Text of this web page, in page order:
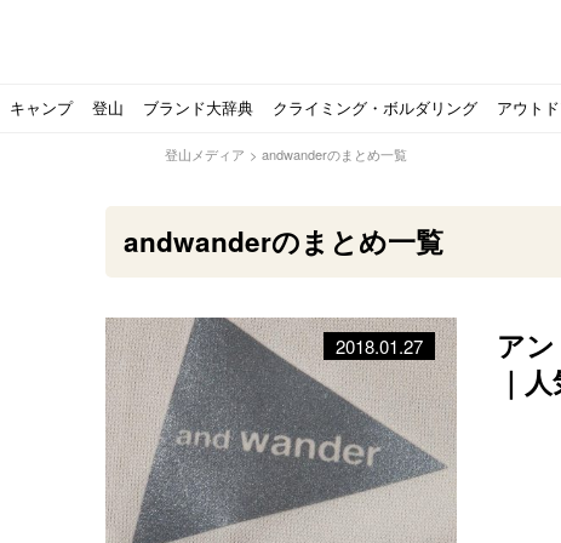
キャンプ
【ソロキャンプの魅力を満喫】ソロテントの選び方やおす
【ポップアップテントお
登山
ゴアテックスウエアの洗濯・保管やメンテナンス方法は？
北アルプスの最奥部、黒
ブランド大辞典
【注目】モンベルがキャンプ用品に注力！｜モンベル春夏の
登山時計の代名詞スント
クライミング・ボルダリング
人気の靴メーカー！スカルパの特集！選び方とおすすめシュ
クライミング道具はゼロ
アウト
パティシエキャンパーSakiさんに教わる！『かんたん手作り
パティシエキャンパー
登山歴3年目のテント泊装備・持ち物をご紹介します
【八ヶ岳最高峰へ】南八
【2021年最新！】9月Amazonのタイムセールをお得に攻略
ペトロマックスの焚き火
「オトナ女子の山登り」チャンネル、山下舞弓さんが動画
【山でも街でも】ジャック
【高品質】この冬使いたいマーモットのフリース、ダウン！
ビクトリノックスのマル
人気の靴メーカー！スカルパの特集！選び方とおすすめシュ
フォックスファイヤーの
源流テンカラ釣り たいしょーの想い出釣行記＃１山形の源
源流テンカラ釣りのリア
ゴアテックスウエアの洗濯・保管やメンテナンス方法は？
日本向けに作られた『ア
源流テンカラ釣りのリアルがここにある！料理も魅力の「
パティシエキャンパー
【書籍発売！】ソロキャンプYouTuberタナの初のレシピ本
【ソロキャンプや登山に
パティシエキャンパーSakiさんに教わる！簡単・美味しい
パティシエキャンパーSaki
北アルプスの最奥部、黒部・雲ノ平へ！有名なクラシックルート
おでかけ情報サービス「aumo」が連携するメディア数が
使わない土地の負担が重
キャンプYouTuber尾上祐一郎が自信を持ってオススメ！ソ
アトミックのスキー板は
スノーピークの限定バーナー入荷しました猫が支配している島？ 福
パタゴニアのウエアやビールが「地球を救う」その理由とは
押入れに眠っていません
登山メディア > andwanderのまとめ一覧
andwanderのまとめ一覧
ア
｜
2018.01.27